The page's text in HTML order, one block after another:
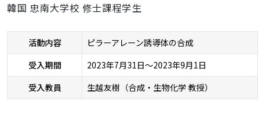
韓国 忠南大学校 修士課程学生
活動内容
ピラーアレーン誘導体の合成
受入期間
2023年7月31日～2023年9月1日
受入教員
生越友樹（合成・生物化学 教授）